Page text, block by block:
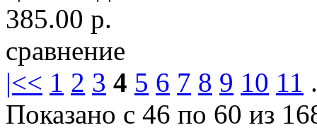
385.00 р.
сравнение
|<< 1 2 3 4 5 6 7 8 9 10 11
Показано с 46 по 60 из